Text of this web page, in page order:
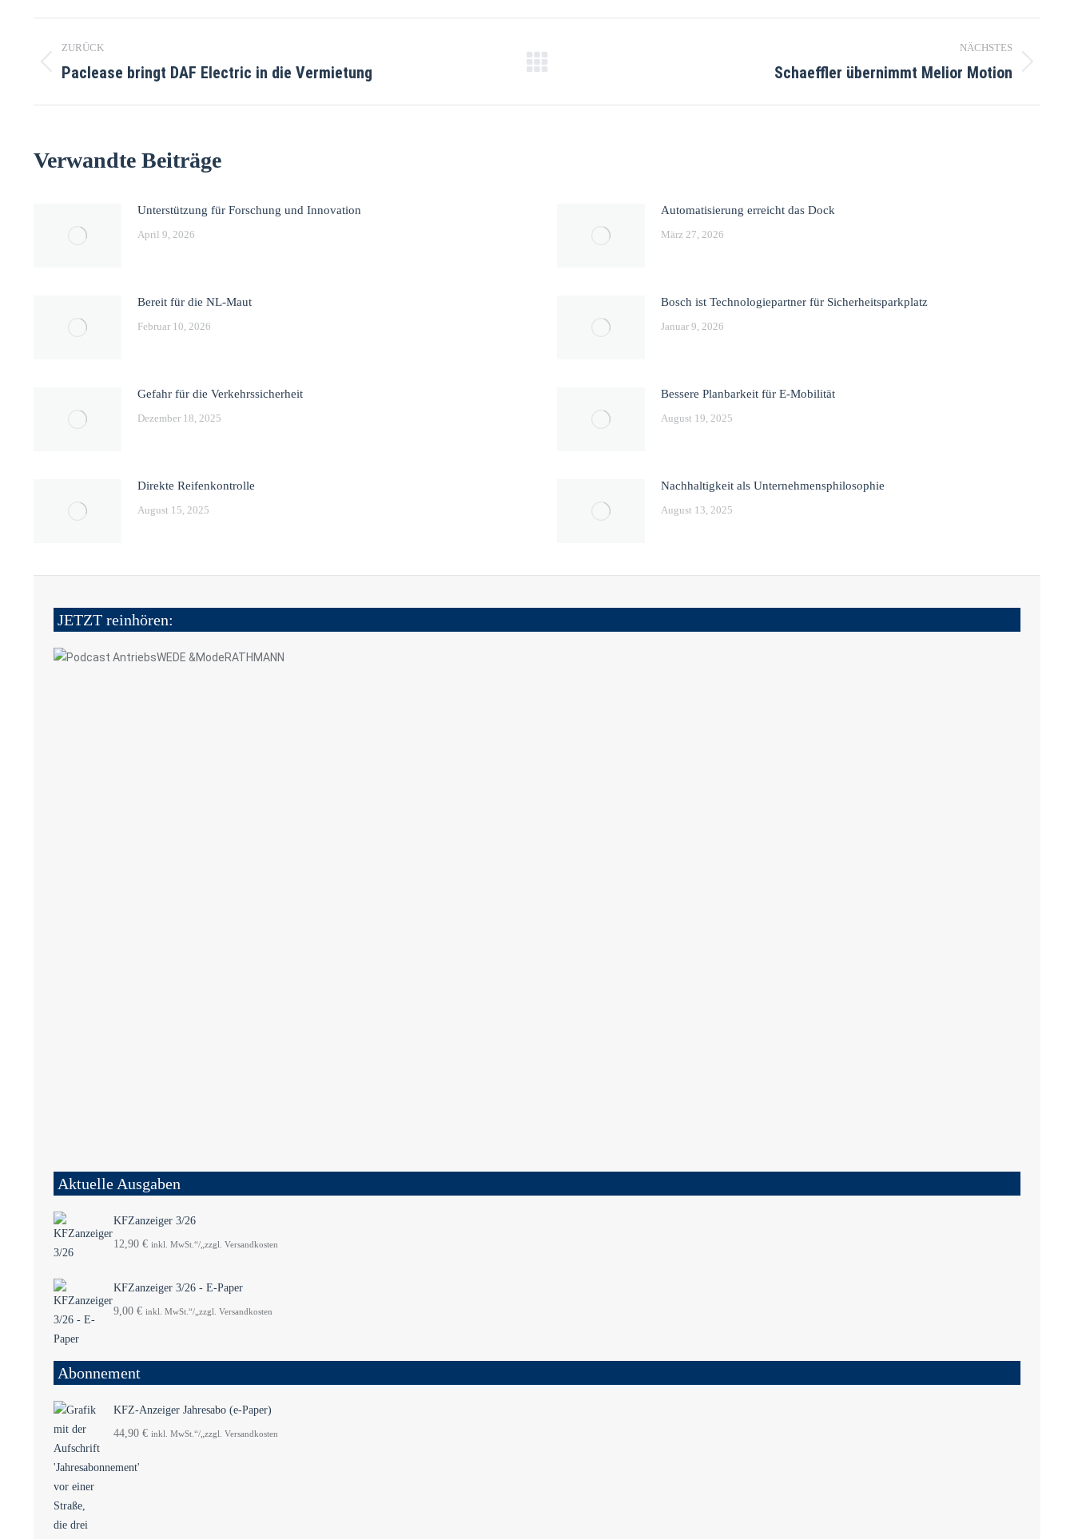
Kommentarnavigation
ZURÜCK
Vorheriger
Paclease bringt DAF Electric in die Vermietung
NÄCHSTES
Schaeffler übernimmt Melior Motion
Verwandte Beiträge
Unterstützung für Forschung und Innovation
April 9, 2026
Automatisierung erreicht das Dock
März 27, 2026
Bereit für die NL-Maut
Februar 10, 2026
Bosch ist Technologiepartner für Sicherheitsparkplatz
Januar 9, 2026
Gefahr für die Verkehrssicherheit
Dezember 18, 2025
Bessere Planbarkeit für E-Mobilität
August 19, 2025
Direkte Reifenkontrolle
August 15, 2025
Nachhaltigkeit als Unternehmensphilosophie
August 13, 2025
JETZT reinhören:
Aktuelle Ausgaben
KFZanzeiger 3/26
12,90 € inkl. MwSt.“/„zzgl. Versandkosten
KFZanzeiger 3/26 - E-Paper
9,00 € inkl. MwSt.“/„zzgl. Versandkosten
Abonnement
KFZ-Anzeiger Jahresabo (e-Paper)
44,90 € inkl. MwSt.“/„zzgl. Versandkosten